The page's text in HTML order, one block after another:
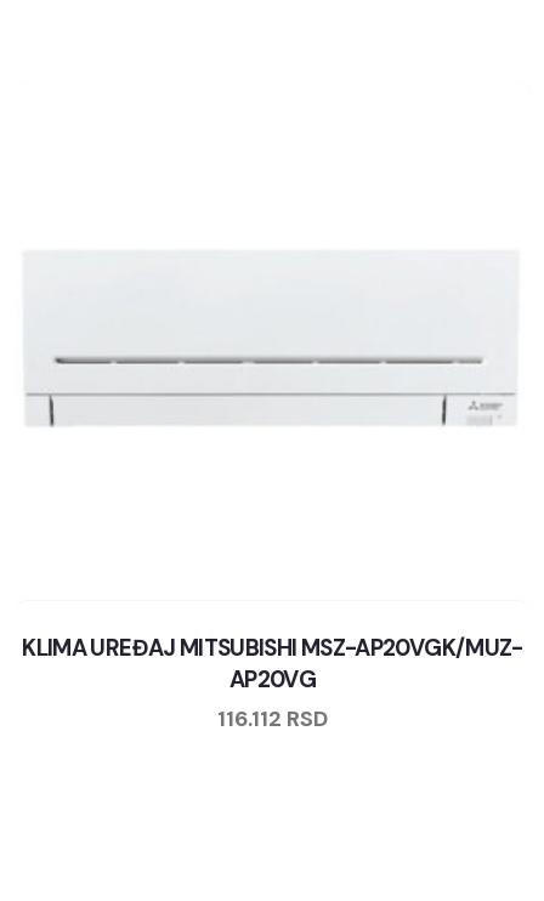
KLIMA UREĐAJ MITSUBISHI MSZ-AP20VGK/MUZ-
AP20VG
116.112 RSD